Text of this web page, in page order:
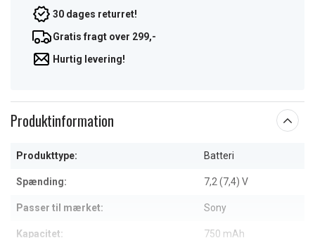
30 dages returret!
Gratis fragt over 299,-
Hurtig levering!
Produktinformation
Produkttype: Batteri
Spænding: 7,2 (7,4) V
Passer til mærket: Sony
Kapacitet: 750 mAh